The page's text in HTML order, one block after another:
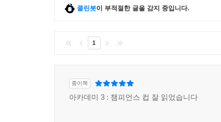
클린봇이 부적절한 글을 감지 중입니다.
1
종이책
아카데미 3 : 챔피언스 컵 잘 읽었습니다